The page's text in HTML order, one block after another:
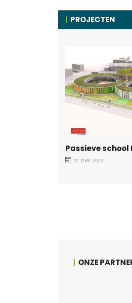
PROJECTEN
Passieve school
01 mei 2022
ONZE